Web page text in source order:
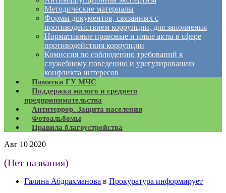
Методические материалы
Формы документов, связанных с
противодействием коррупции, для заполнения
Нормативные правовые и иные акты в сфере
противодействия коррупции
Комиссия по соблюдению требований к
служебному поведению и урегулированию
конфликта интересов
Памятки ГУ МЧС
Поддержка малого и среднего
предпринимательства
Антитеррор. Защита населения
Фотоальбомы
Правила благоустройства
Авг 10 2020
(Нет названия)
Галина Абдрахманова в Прокуратура информирует